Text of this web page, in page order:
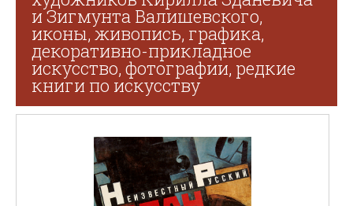
и Зигмунта Валишевского,
иконы, живопись, графика,
декоративно-прикладное
искусство, фотографии, редкие
книги по искусству